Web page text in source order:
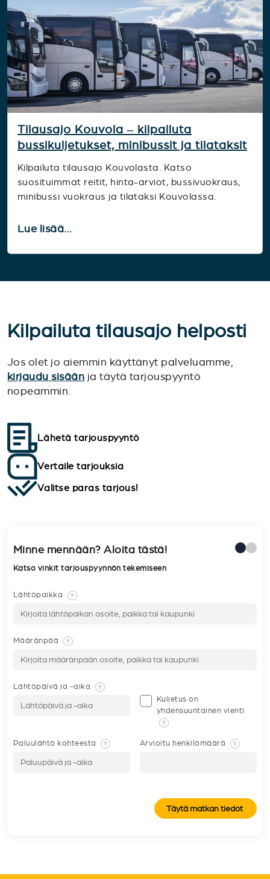
Tilausajo Kouvola – kilpailuta
bussikuljetukset, minibussit ja tilataksit
Kilpailuta tilausajo Kouvolasta. Katso
suosituimmat reitit, hinta-arviot, bussivuokraus,
minibussi vuokraus ja tilataksi Kouvolassa.
Lue lisää...
Kilpailuta tilausajo helposti
Jos olet jo aiemmin käyttänyt palveluamme,
kirjaudu sisään ja täytä tarjouspyyntö
nopeammin.
Lähetä tarjouspyyntö
Vertaile tarjouksia
Valitse paras tarjous!
Minne mennään? Aloita tästä!
Katso vinkit tarjouspyynnön tekemiseen
Lähtöpaikka ?
Määränpää ?
Lähtöpäivä ja -aika ?
Kuljetus on
yhdensuuntainen vienti
?
Paluulähtö kohteesta ? Arvioitu henkilömäärä ?
Täytä matkan tiedot